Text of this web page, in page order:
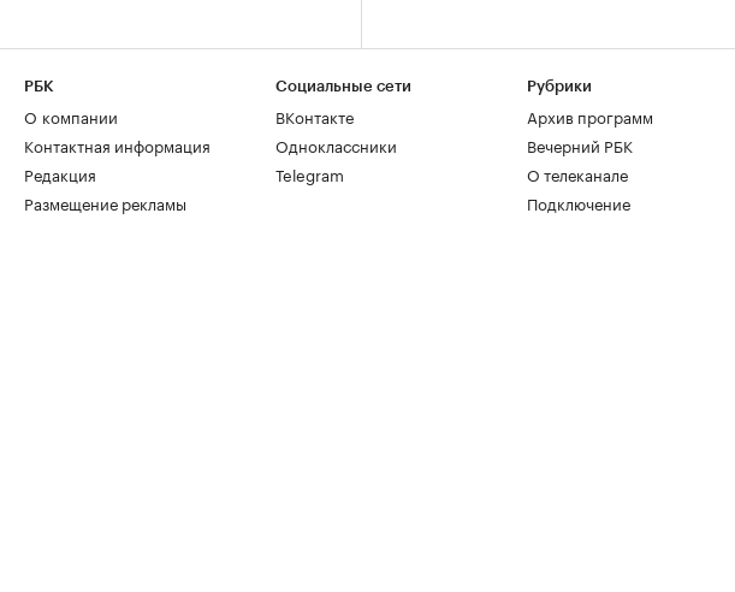
РБК
О компании
Контактная информация
Редакция
Размещение рекламы
Социальные сети
ВКонтакте
Одноклассники
Telegram
Рубрики
Архив программ
Вечерний РБК
О телеканале
Подключение